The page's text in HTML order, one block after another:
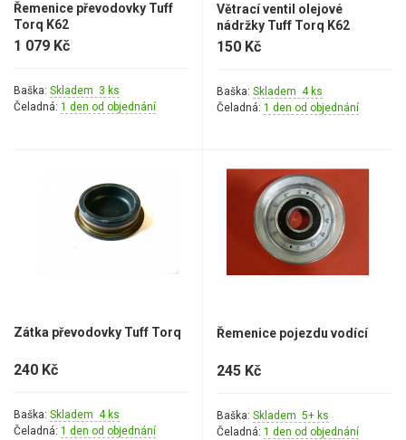
Řemenice převodovky Tuff
Torq K62
1 079 Kč
Baška: Skladem 3 ks
Čeladná: 1 den od objednání
Větrací ventil olejové
nádržky Tuff Torq K62
150 Kč
Baška: Skladem 4 ks
Čeladná: 1 den od objednání
Zátka převodovky Tuff Torq
240 Kč
Baška: Skladem 4 ks
Čeladná: 1 den od objednání
Řemenice pojezdu vodící
245 Kč
Baška: Skladem 5+ ks
Čeladná: 1 den od objednání